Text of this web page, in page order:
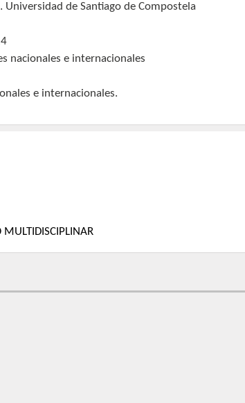
de Santiago de Compostela
nacionales e internacionales
e internacionales.
MULTIDISCIPLINAR